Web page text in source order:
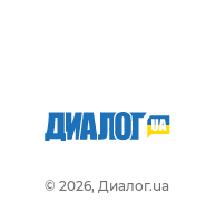
© 2026, Диалог.ua